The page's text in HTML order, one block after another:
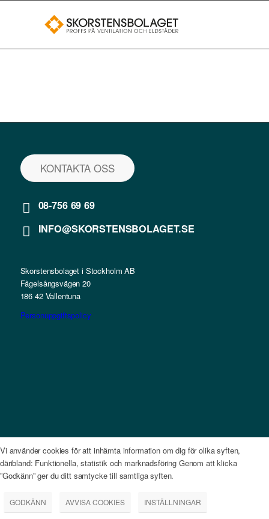
KONTAKTA OSS
08-756 69 69
INFO@SKORSTENSBOLAGET.SE
Skorstensbolaget i Stockholm AB
Fågelsångsvägen 20
186 42 Vallentuna
Personuppgiftspolicy
Vi använder cookies för att inhämta information om dig för olika syften,
däribland: Funktionella, statistik och marknadsföring Genom att klicka
”Godkänn” ger du ditt samtycke till samtliga syften.
GODKÄNN AVVISA COOKIES INSTÄLLNINGAR